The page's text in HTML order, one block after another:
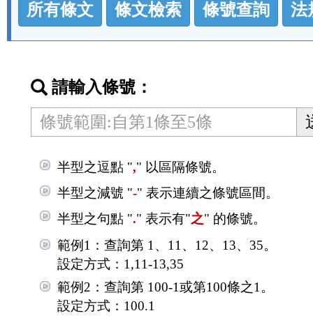
規
功
按
鈕
區
所有條文 條文檢索 條號查詢 法
請輸入條號：
半型之逗點 "," 以區隔條號。
半型之減號 "-" 表示連續之條號區間。
半型之句點 "." 表示有"之" 的條號。
範例1：查詢第 1、11、12、13、35。
設定方式：1,11-13,35
範例2：查詢第 100-1或第100條之1。
設定方式：100.1